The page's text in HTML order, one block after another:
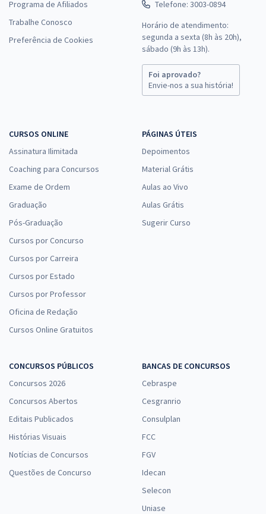
Programa de Afiliados
Trabalhe Conosco
Preferência de Cookies
Telefone: 3003-0894
Horário de atendimento:
segunda a sexta (8h às 20h),
sábado (9h às 13h).
Foi aprovado?
Envie-nos a sua história!
CURSOS ONLINE
Assinatura Ilimitada
Coaching para Concursos
Exame de Ordem
Graduação
Pós-Graduação
Cursos por Concurso
Cursos por Carreira
Cursos por Estado
Cursos por Professor
Oficina de Redação
Cursos Online Gratuitos
PÁGINAS ÚTEIS
Depoimentos
Material Grátis
Aulas ao Vivo
Aulas Grátis
Sugerir Curso
CONCURSOS PÚBLICOS
Concursos 2026
Concursos Abertos
Editais Publicados
Histórias Visuais
Notícias de Concursos
Questões de Concurso
BANCAS DE CONCURSOS
Cebraspe
Cesgranrio
Consulplan
FCC
FGV
Idecan
Selecon
Uniase